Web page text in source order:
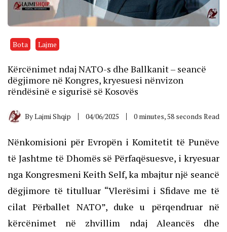
Bota Lajme
Kërcënimet ndaj NATO-s dhe Ballkanit – seancë
dëgjimore në Kongres, kryesuesi nënvizon
rëndësinë e sigurisë së Kosovës
ByLajmi Shqip 04/06/2025 0 minutes, 58 seconds Read
Nënkomisioni për Evropën i Komitetit të Punëve
të Jashtme të Dhomës së Përfaqësuesve, i kryesuar
nga Kongresmeni Keith Self, ka mbajtur një seancë
dëgjimore të titulluar “Vlerësimi i Sfidave me të
cilat Përballet NATO”, duke u përqendruar në
kërcënimet në zhvillim ndaj Aleancës dhe